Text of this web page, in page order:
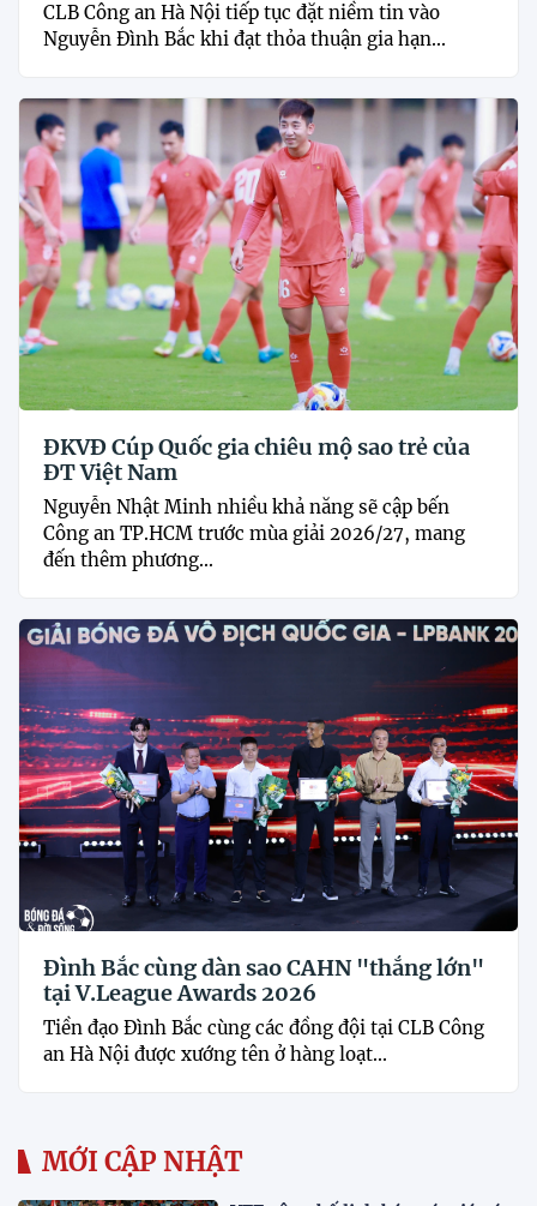
CLB Công an Hà Nội tiếp tục đặt niềm tin vào
Nguyễn Đình Bắc khi đạt thỏa thuận gia hạn...
ĐKVĐ Cúp Quốc gia chiêu mộ sao trẻ của
ĐT Việt Nam
Nguyễn Nhật Minh nhiều khả năng sẽ cập bến
Công an TP.HCM trước mùa giải 2026/27, mang
đến thêm phương...
Đình Bắc cùng dàn sao CAHN "thắng lớn"
tại V.League Awards 2026
Tiền đạo Đình Bắc cùng các đồng đội tại CLB Công
an Hà Nội được xướng tên ở hàng loạt...
MỚI CẬP NHẬT